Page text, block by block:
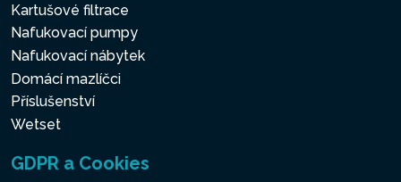
Kartušové filtrace
Nafukovací pumpy
Nafukovací nábytek
Domácí mazlíčci
Příslušenství
Wetset
GDPR a Cookies